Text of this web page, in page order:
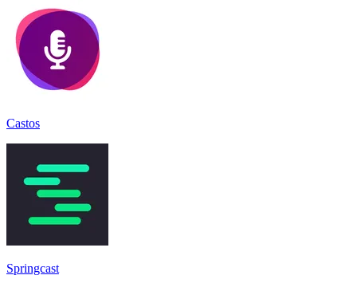
Castos
Springcast